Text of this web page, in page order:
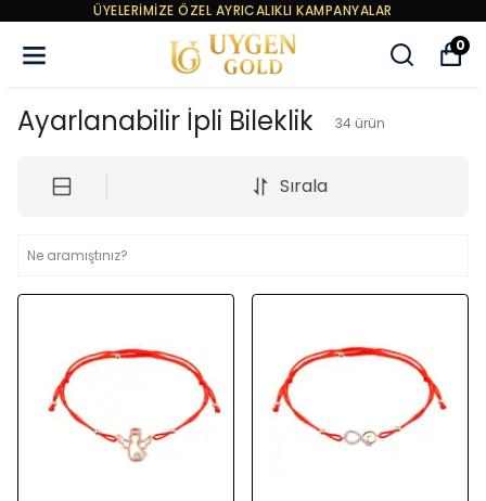
ÜYELERİMİZE ÖZEL AYRICALIKLI KAMPANYALAR
0
Ayarlanabilir İpli Bileklik 34 ürün
Sırala